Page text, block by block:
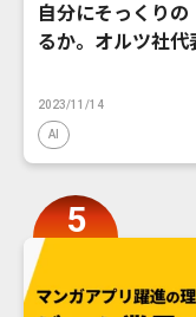
自分にそっくり
るか。オルツ社代
2023/11/14
AI